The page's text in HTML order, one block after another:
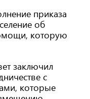
приказа
об
которую
заключил
с
которые